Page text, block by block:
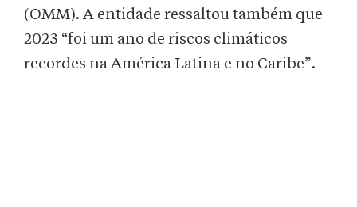
(OMM). A entidade ressaltou também que
2023 “foi um ano de riscos climáticos
recordes na América Latina e no Caribe”.